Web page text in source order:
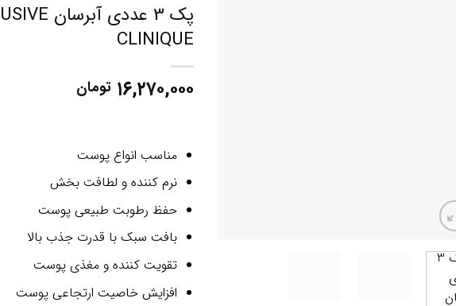
CLINIQUE
۱۶,۲۷۰,۰۰۰ تومان
مناسب انواع پوست
نرم کننده و لطافت بخش
حفظ رطوبت طبیعی پوست
بافت سبک با قدرت جذب بالا
تقویت کننده و مغذی پوست
افزایش خاصیت ارتجاعی پوست